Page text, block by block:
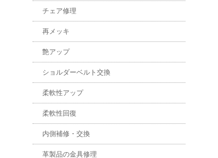
チェア修理
再メッキ
艶アップ
ショルダーベルト交換
柔軟性アップ
柔軟性回復
内側補修・交換
革製品の金具修理